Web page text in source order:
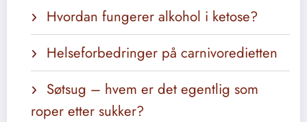
Hvordan fungerer alkohol i ketose?
Helseforbedringer på carnivoredietten
Søtsug – hvem er det egentlig som
roper etter sukker?